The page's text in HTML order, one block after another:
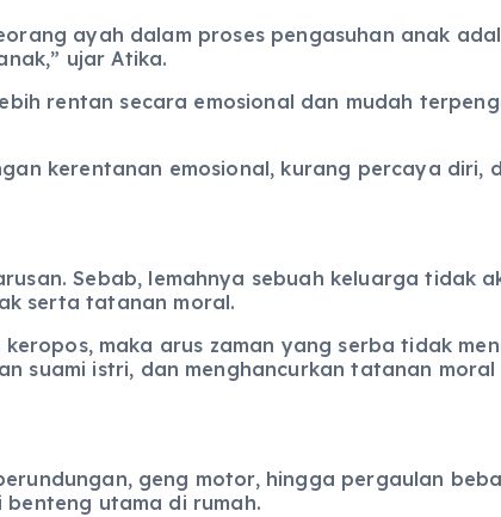
ayah dalam proses pengasuhan anak
ujar Atika.
rentan secara emosional dan mudah
kerentanan emosional, kurang percaya diri,
Sebab, lemahnya sebuah keluarga tidak
serta tatanan moral.
maka arus zaman yang serba tidak
suami istri, dan menghancurkan tatanan
geng motor, hingga pergaulan
utama di rumah.